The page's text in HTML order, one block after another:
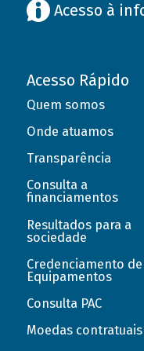
Acesso à
Acesso Rápido
Quem somos
Onde atuamos
Transparência
Consulta a
financiamentos
Resultados para a
sociedade
Credenciamento de
Equipamentos
Consulta PAC
Moedas contratuais